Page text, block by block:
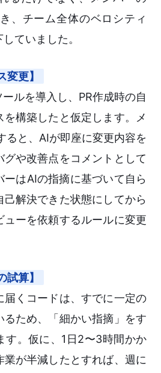
、チーム全体のベロシティ
ていました。
変更】
ルを導入し、PR作成時の自
構築したと仮定します。メ
ると、AIが即座に変更内容を
や改善点をコメントとして
はAIの指摘に基づいて自ら
己解決できた状態にしてから
ューを依頼するルールに変更
試算】
届くコードは、すでに一定の
るため、「細かい指摘」をす
す。仮に、1日2〜3時間かか
業が半減したとすれば、週に